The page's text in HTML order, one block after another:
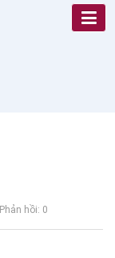
Phản hồi: 0